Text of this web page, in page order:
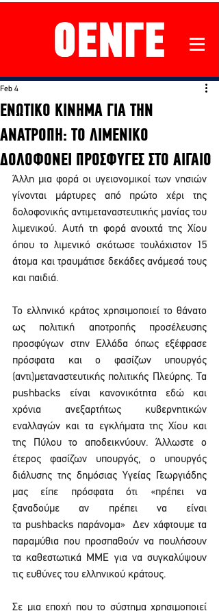
ΕΝΩΤΙΚΟ ΚΙΝΗΜΑ ΓΙΑ ΤΗΝ
ΑΝΑΤΡΟΠΗ: ΤO ΛΙΜΕΝΙΚΟ
ΔΟΛΟΦΟΝΕΙ ΠΡΟΣΦΥΓΕΣ ΣΤΟ ΑΙΓΑΙΟ
Feb 4
Άλλη μια φορά οι υγειονομικοί των νησιών
γίνονται μάρτυρες από πρώτο χέρι της
δολοφονικής αντιμεταναστευτικής μανίας του
λιμενικού. Αυτή τη φορά ανοιχτά της Χίου
όπου το λιμενικό σκότωσε τουλάχιστον 15
άτομα και τραυμάτισε δεκάδες ανάμεσά τους
και παιδιά.
Το ελληνικό κράτος χρησιμοποιεί το θάνατο
ως πολιτική αποτροπής προσέλευσης
προσφύγων στην Ελλάδα όπως εξέφρασε
πρόσφατα και ο φασίζων υπουργός
(αντι)μεταναστευτικής πολιτικής Πλεύρης. Τα
pushbacks είναι κανονικότητα εδώ και
χρόνια ανεξαρτήτως κυβερνητικών
εναλλαγών και τα εγκλήματα της Χίου και
της Πύλου το αποδεικνύουν. Άλλωστε ο
έτερος φασίζων υπουργός, ο υπουργός
διάλυσης της δημόσιας Υγείας Γεωργιάδης
μας είπε πρόσφατα ότι «πρέπει να
ξαναδούμε αν πρέπει να είναι
τα pushbacks παράνομα»  Δεν χάφτουμε τα
παραμύθια που προσπαθούν να πουλήσουν
τα καθεστωτικά ΜΜΕ για να συγκαλύψουν
τις ευθύνες του ελληνικού κράτους.
Σε μια εποχή που το σύστημα χρησιμοποιεί